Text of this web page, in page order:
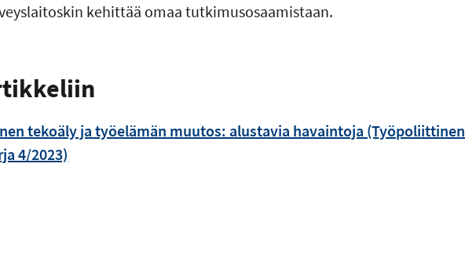
kehittää omaa tutkimusosaamistaan.
tekoäly ja työelämän muutos: alustavia havaintoja (Työpoliittinen
4/2023)